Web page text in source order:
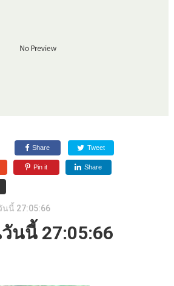
Share Tweet
Pin it Share
นนี้ 27:05:66
นนี้ 27:05:66